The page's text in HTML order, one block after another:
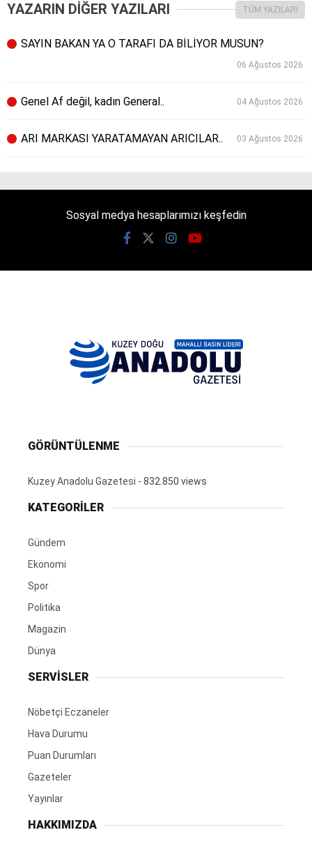
YAZARIN DİĞER YAZILARI TÜM YAZILARI
SAYIN BAKAN YA O TARAFI DA BİLİYOR MUSUN?
06 Ağustos 2026
Genel Af değil, kadın General.. 04 Ağustos 2026
ARI MARKASI YARATAMAYAN ARICILAR.. 03 Ağustos 2026
Sosyal medya hesaplarımızı keşfedin
GÖRÜNTÜLENME
Kuzey Anadolu Gazetesi - 832.850 views
KATEGORİLER
Gündem
Ekonomi
Spor
Politika
Magazin
Dünya
SERVİSLER
Nöbetçi Eczaneler
Hava Durumu
Puan Durumları
Gazeteler
Yayınlar
HAKKIMIZDA